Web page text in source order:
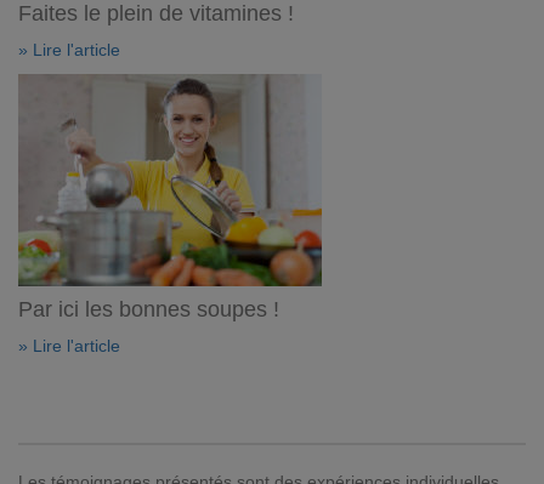
Faites le plein de vitamines !
» Lire l'article
Par ici les bonnes soupes !
» Lire l'article